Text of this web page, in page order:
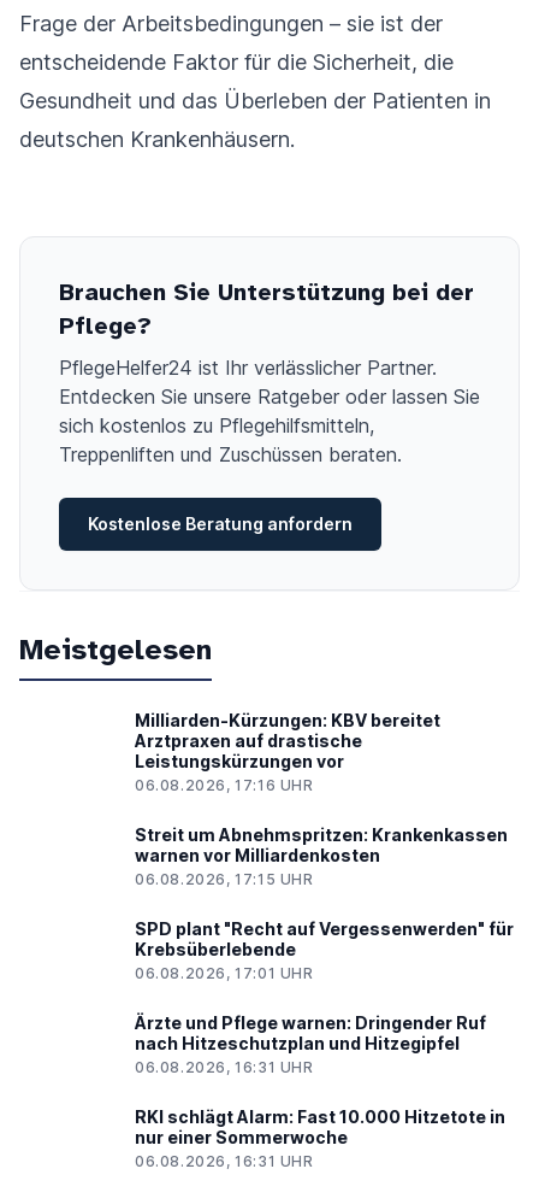
Frage der Arbeitsbedingungen – sie ist der
entscheidende Faktor für die Sicherheit, die
Gesundheit und das Überleben der Patienten in
deutschen Krankenhäusern.
Brauchen Sie Unterstützung bei der
Pflege?
PflegeHelfer24 ist Ihr verlässlicher Partner.
Entdecken Sie unsere Ratgeber oder lassen Sie
sich kostenlos zu Pflegehilfsmitteln,
Treppenliften und Zuschüssen beraten.
Kostenlose Beratung anfordern
Meistgelesen
Milliarden-Kürzungen: KBV bereitet
Arztpraxen auf drastische
Leistungskürzungen vor
06.08.2026, 17:16 UHR
Streit um Abnehmspritzen: Krankenkassen
warnen vor Milliardenkosten
06.08.2026, 17:15 UHR
SPD plant "Recht auf Vergessenwerden" für
Krebsüberlebende
06.08.2026, 17:01 UHR
Ärzte und Pflege warnen: Dringender Ruf
nach Hitzeschutzplan und Hitzegipfel
06.08.2026, 16:31 UHR
RKI schlägt Alarm: Fast 10.000 Hitzetote in
nur einer Sommerwoche
06.08.2026, 16:31 UHR